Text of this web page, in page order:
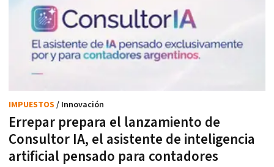
Errepar prepara el lanzamiento de
Consultor IA, el asistente de inteligencia
artificial pensado para contadores
IMPUESTOS / Innovación